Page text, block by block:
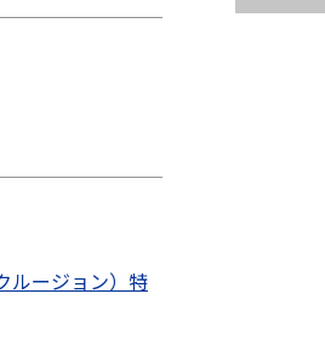
ルージョン）特